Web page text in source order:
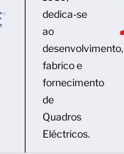
dedica-se
ao
desenvolvimento,
fabrico e
fornecimento
de
Quadros
Eléctricos.